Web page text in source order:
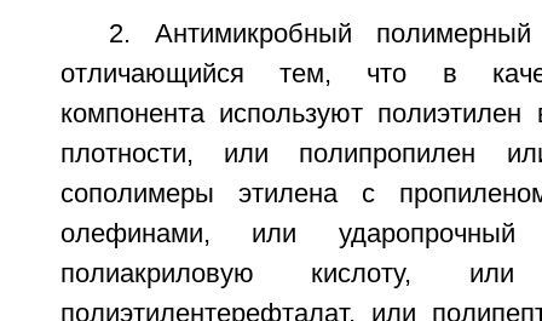
2. Антимикробный
отличающийся тем, что в
компонента используют
плотности, или полипропилен
сополимеры этилена с
олефинами, или ударопрочный
полиакриловую кислоту,
полиэтилентерефталат, или